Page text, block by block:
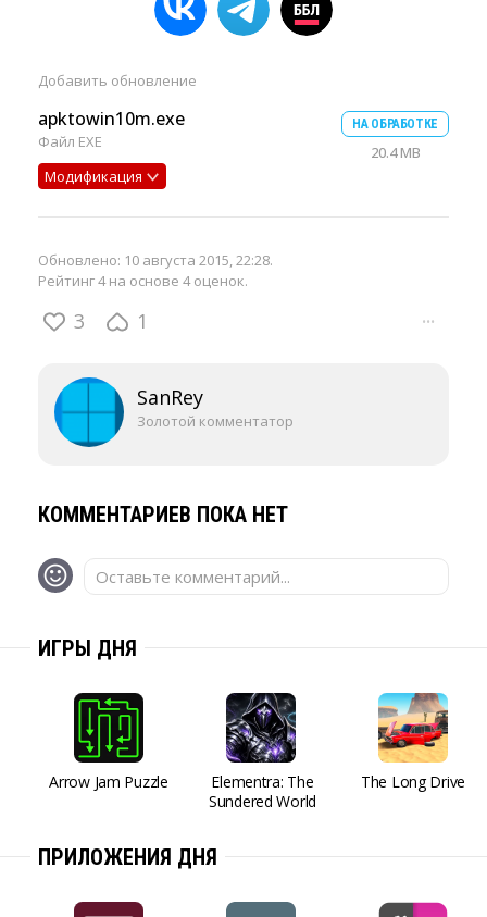
Добавить обновление
apktowin10m.exe
Файл EXE
Модификация
НА ОБРАБОТКЕ
20.4 MB
Обновлено: 10 августа 2015, 22:28.
Рейтинг 4 на основе 4 оценок.
3 1 ···
SanRey
Золотой комментатор
КОММЕНТАРИЕВ ПОКА НЕТ
Оставьте комментарий...
ИГРЫ ДНЯ
Arrow Jam Puzzle
Elementra: The
Sundered World
The Long Drive
ПРИЛОЖЕНИЯ ДНЯ